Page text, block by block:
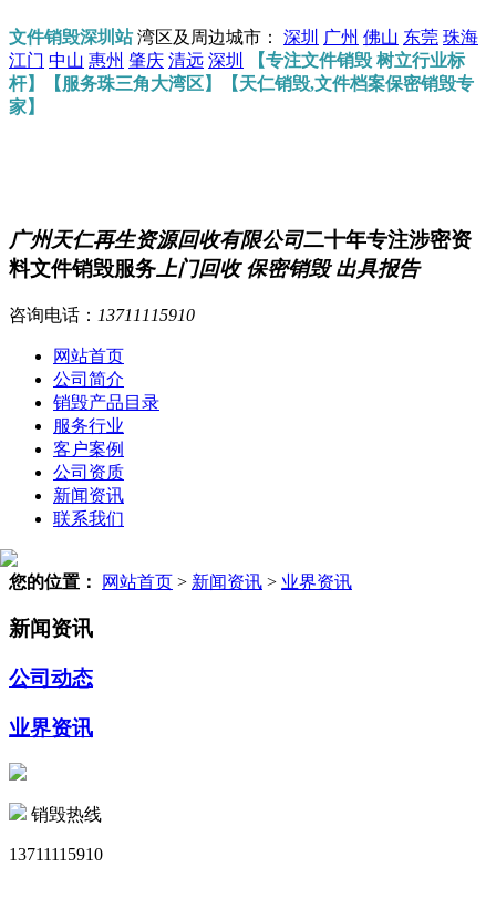
文件销毁深圳站湾区及周边城市： 深圳 广州 佛山 东莞 珠海
江门 中山 惠州 肇庆 清远 深圳
【专注文件销毁 树立行业标
杆】【服务珠三角大湾区】【天仁销毁,文件档案保密销毁专
家】
广州天仁再生资源回收有限公司二十年专注涉密资
料文件销毁服务 上门回收 保密销毁 出具报告
咨询电话： 13711115910
网站首页
公司简介
销毁产品目录
服务行业
客户案例
公司资质
新闻资讯
联系我们
您的位置： 网站首页 > 新闻资讯 > 业界资讯
新闻资讯
公司动态
业界资讯
销毁热线
13711115910